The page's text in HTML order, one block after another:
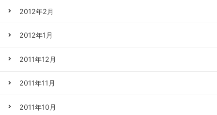
2012年2月
2012年1月
2011年12月
2011年11月
2011年10月